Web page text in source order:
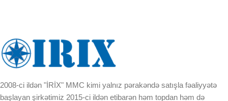
BREND
DAXILI YADDA
EKRAN
2008-ci ildən "İRİX" MMC kimi yalnız pərakəndə satışla fəaliyyətə
başlayan şirkətimiz 2015-ci ildən etibarən həm topdan həm də